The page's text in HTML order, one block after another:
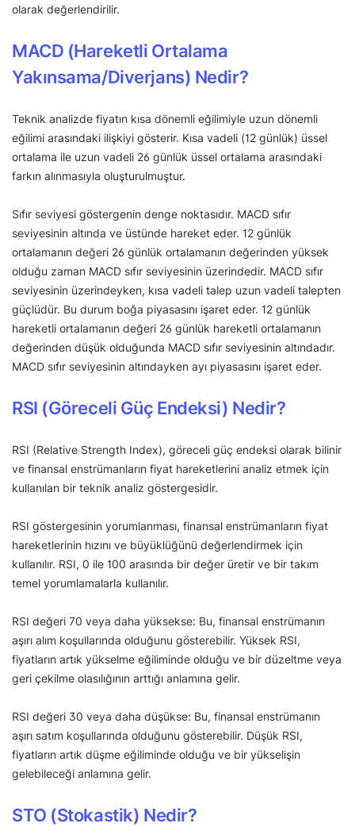
olarak değerlendirilir.
MACD (Hareketli Ortalama
Yakınsama/Diverjans) Nedir?
Teknik analizde fiyatın kısa dönemli eğilimiyle uzun dönemli
eğilimi arasındaki ilişkiyi gösterir. Kısa vadeli (12 günlük) üssel
ortalama ile uzun vadeli 26 günlük üssel ortalama arasındaki
farkın alınmasıyla oluşturulmuştur.
Sıfır seviyesi göstergenin denge noktasıdır. MACD sıfır
seviyesinin altında ve üstünde hareket eder. 12 günlük
ortalamanın değeri 26 günlük ortalamanın değerinden yüksek
olduğu zaman MACD sıfır seviyesinin üzerindedir. MACD sıfır
seviyesinin üzerindeyken, kısa vadeli talep uzun vadeli talepten
güçlüdür. Bu durum boğa piyasasını işaret eder. 12 günlük
hareketli ortalamanın değeri 26 günlük hareketli ortalamanın
değerinden düşük olduğunda MACD sıfır seviyesinin altındadır.
MACD sıfır seviyesinin altındayken ayı piyasasını işaret eder.
RSI (Göreceli Güç Endeksi) Nedir?
RSI (Relative Strength Index), göreceli güç endeksi olarak bilinir
ve finansal enstrümanların fiyat hareketlerini analiz etmek için
kullanılan bir teknik analiz göstergesidir.
RSI göstergesinin yorumlanması, finansal enstrümanların fiyat
hareketlerinin hızını ve büyüklüğünü değerlendirmek için
kullanılır. RSI, 0 ile 100 arasında bir değer üretir ve bir takım
temel yorumlamalarla kullanılır.
RSI değeri 70 veya daha yüksekse: Bu, finansal enstrümanın
aşırı alım koşullarında olduğunu gösterebilir. Yüksek RSI,
fiyatların artık yükselme eğiliminde olduğu ve bir düzeltme veya
geri çekilme olasılığının arttığı anlamına gelir.
RSI değeri 30 veya daha düşükse: Bu, finansal enstrümanın
aşırı satım koşullarında olduğunu gösterebilir. Düşük RSI,
fiyatların artık düşme eğiliminde olduğu ve bir yükselişin
gelebileceği anlamına gelir.
STO (Stokastik) Nedir?